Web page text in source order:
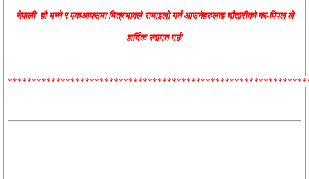
नेपाली' हौ भन्ने र एकआपसमा मित्रभावले रामाइलो गर्न आउनेहरुलाइ चौतारीको बर-पिपल ले
हार्दिक स्वागत गर्छ'